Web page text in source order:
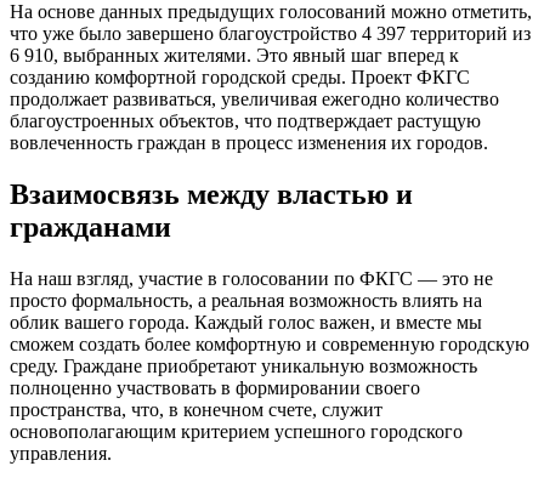
На основе данных предыдущих голосований можно отметить,
что уже было завершено благоустройство 4 397 территорий из
6 910, выбранных жителями. Это явный шаг вперед к
созданию комфортной городской среды. Проект ФКГС
продолжает развиваться, увеличивая ежегодно количество
благоустроенных объектов, что подтверждает растущую
вовлеченность граждан в процесс изменения их городов.
Взаимосвязь между властью и
гражданами
На наш взгляд, участие в голосовании по ФКГС — это не
просто формальность, а реальная возможность влиять на
облик вашего города. Каждый голос важен, и вместе мы
сможем создать более комфортную и современную городскую
среду. Граждане приобретают уникальную возможность
полноценно участвовать в формировании своего
пространства, что, в конечном счете, служит
основополагающим критерием успешного городского
управления.